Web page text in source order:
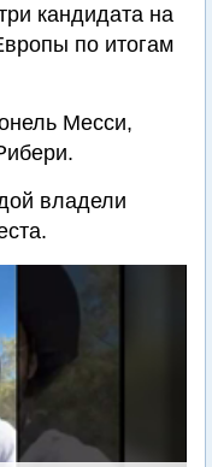
кандидата на
по итогам
Месси,
владели